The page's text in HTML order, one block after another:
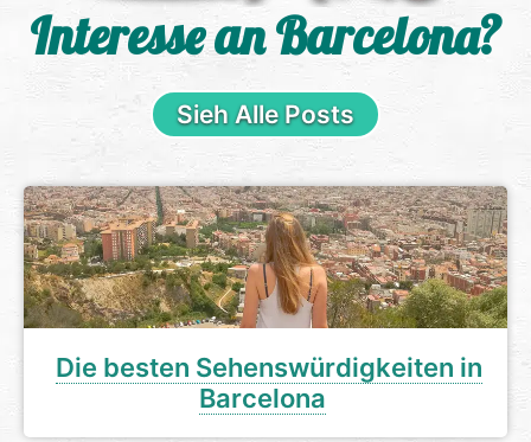
Interesse an Barcelona?
Sieh Alle Posts
Die besten Sehenswürdigkeiten in
Barcelona